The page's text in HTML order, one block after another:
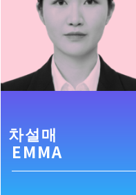
차설매
EMMA